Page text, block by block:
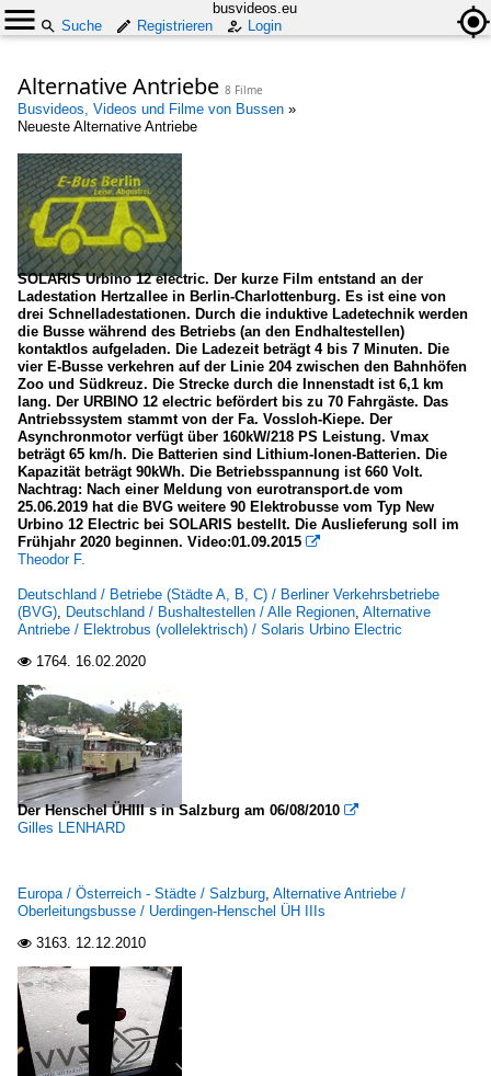
busvideos.eu
Suche
Registrieren Login
Alternative Antriebe 8 Filme
Busvideos, Videos und Filme von Bussen »
Neueste Alternative Antriebe
SOLARIS Urbino 12 electric. Der kurze Film entstand an der
Ladestation Hertzallee in Berlin-Charlottenburg. Es ist eine von
drei Schnelladestationen. Durch die induktive Ladetechnik werden
die Busse während des Betriebs (an den Endhaltestellen)
kontaktlos aufgeladen. Die Ladezeit beträgt 4 bis 7 Minuten. Die
vier E-Busse verkehren auf der Linie 204 zwischen den Bahnhöfen
Zoo und Südkreuz. Die Strecke durch die Innenstadt ist 6,1 km
lang. Der URBINO 12 electric befördert bis zu 70 Fahrgäste. Das
Antriebssystem stammt von der Fa. Vossloh-Kiepe. Der
Asynchronmotor verfügt über 160kW/218 PS Leistung. Vmax
beträgt 65 km/h. Die Batterien sind Lithium-Ionen-Batterien. Die
Kapazität beträgt 90kWh. Die Betriebsspannung ist 660 Volt.
Nachtrag: Nach einer Meldung von eurotransport.de vom
25.06.2019 hat die BVG weitere 90 Elektrobusse vom Typ New
Urbino 12 Electric bei SOLARIS bestellt. Die Auslieferung soll im
Frühjahr 2020 beginnen. Video:01.09.2015 
Theodor F.
Deutschland / Betriebe (Städte A, B, C) / Berliner Verkehrsbetriebe
(BVG), Deutschland / Bushaltestellen / Alle Regionen, Alternative
Antriebe / Elektrobus (vollelektrisch) / Solaris Urbino Electric
 1764. 16.02.2020
Der Henschel ÜHIII s in Salzburg am 06/08/2010 
Gilles LENHARD
Europa / Österreich - Städte / Salzburg, Alternative Antriebe /
Oberleitungsbusse / Uerdingen-Henschel ÜH IIIs
 3163. 12.12.2010